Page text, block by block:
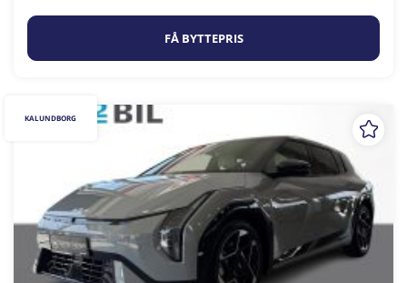
FÅ BYTTEPRIS
KALUNDBORG